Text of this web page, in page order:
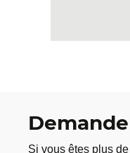
Si vous êtes plus